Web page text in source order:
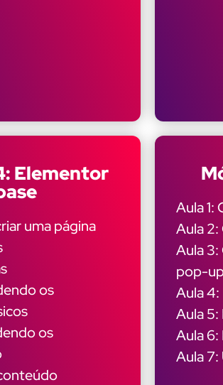
Elementor
uma página
os
os
Aula 1:
Aula
Aula
pop-
Aula
Aula
Aula 6:
Aula